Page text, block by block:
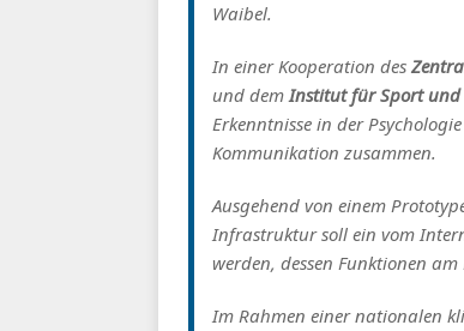
Waibel.
In einer Kooperation des
und demInstitut für Sport und
Erkenntnisse in der
Kommunikation zusammen.
Ausgehend von einem
Infrastruktur soll ein vom
werden, dessen Funktionen
Im Rahmen einer nationalen